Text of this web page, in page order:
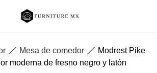
Mesa de comedor
Modrest Pike
moderna de fresno negro y latón